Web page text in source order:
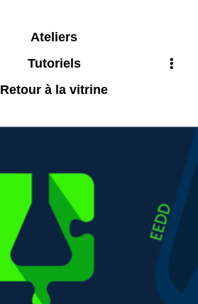
Ateliers
Tutoriels
Retour à la vitrine